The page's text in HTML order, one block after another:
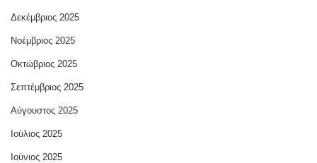
Δεκέμβριος 2025
Νοέμβριος 2025
Οκτώβριος 2025
Σεπτέμβριος 2025
Αύγουστος 2025
Ιούλιος 2025
Ιούνιος 2025